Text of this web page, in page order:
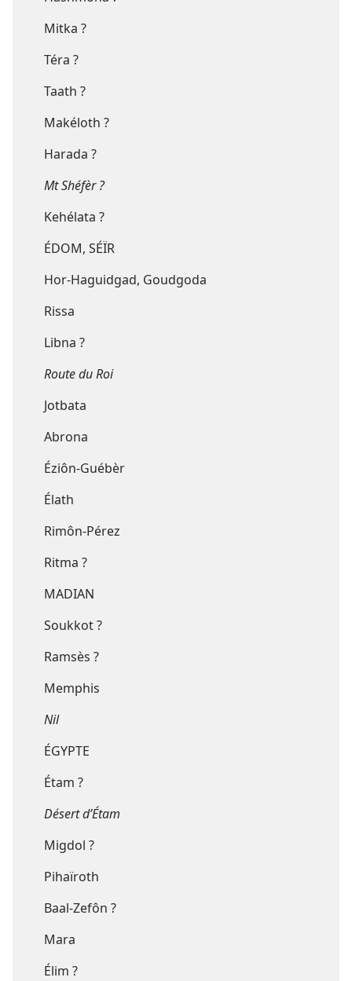
Mitka ?
Téra ?
Taath ?
Makéloth ?
Harada ?
Mt Shéfèr ?
Kehélata ?
ÉDOM, SÉÏR
Hor-Haguidgad, Goudgoda
Rissa
Libna ?
Route du Roi
Jotbata
Abrona
Éziôn-Guébèr
Élath
Rimôn-Pérez
Ritma ?
MADIAN
Soukkot ?
Ramsès ?
Memphis
Nil
ÉGYPTE
Étam ?
Désert d’Étam
Migdol ?
Pihaïroth
Baal-Zefôn ?
Mara
Élim ?